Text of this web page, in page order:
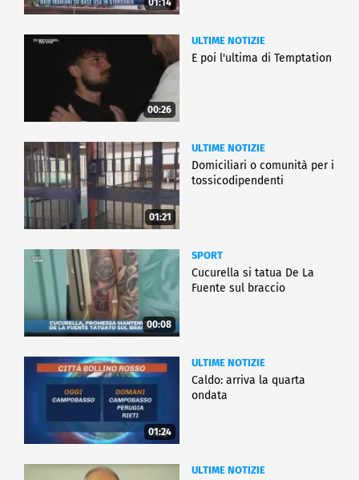
01:14
00:26
ULTIME NOTIZIE
E poi l'ultima di Temptation
01:21
ULTIME NOTIZIE
Domiciliari o comunità per i
tossicodipendenti
00:08
SPORT
Cucurella si tatua De La
Fuente sul braccio
01:24
ULTIME NOTIZIE
Caldo: arriva la quarta
ondata
ULTIME NOTIZIE